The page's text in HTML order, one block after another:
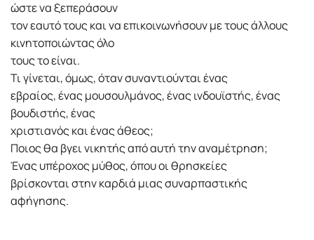
ώστε να ξεπεράσουν
τον εαυτό τους και να επικοινωνήσουν με τους άλλους
κινητοποιώντας όλο
τους το είναι.
Τι γίνεται, όμως, όταν συναντιούνται ένας
εβραίος, ένας μουσουλμάνος, ένας ινδουϊστής, ένας
βουδιστής, ένας
χριστιανός και ένας άθεος;
Ποιος θα βγει νικητής από αυτή την αναμέτρηση;
Ένας υπέροχος μύθος, όπου οι θρησκείες
βρίσκονται στην καρδιά μιας συναρπαστικής
αφήγησης.